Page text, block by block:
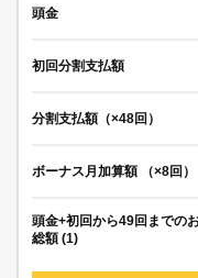
頭金
初回分割支払額
分割支払額（×48回）
ボーナス月加算額 （×8回）
頭金+初回から49回までの
総額 (1)